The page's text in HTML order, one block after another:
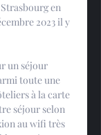
en
2023 il y
un séjour
toute une
à la carte
séjour selon
au wifi très